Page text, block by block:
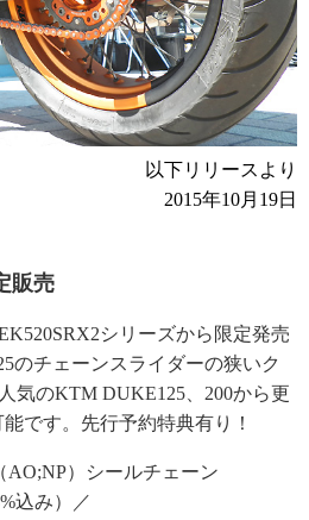
以下リリースより
2015年10月19日
販売
シリーズから限定発売
のチェーンスライダーの狭いク
気のKTM DUKE125、200から更
です。先行予約特典有り！
AO;NP）シールチェーン
込み）／